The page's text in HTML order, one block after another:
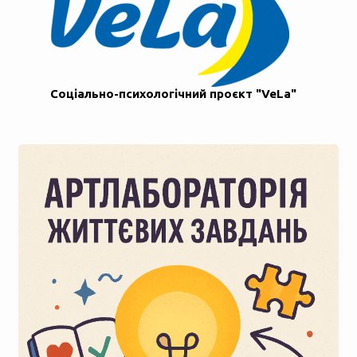
Соціально-психологічний проєкт "VeLa"